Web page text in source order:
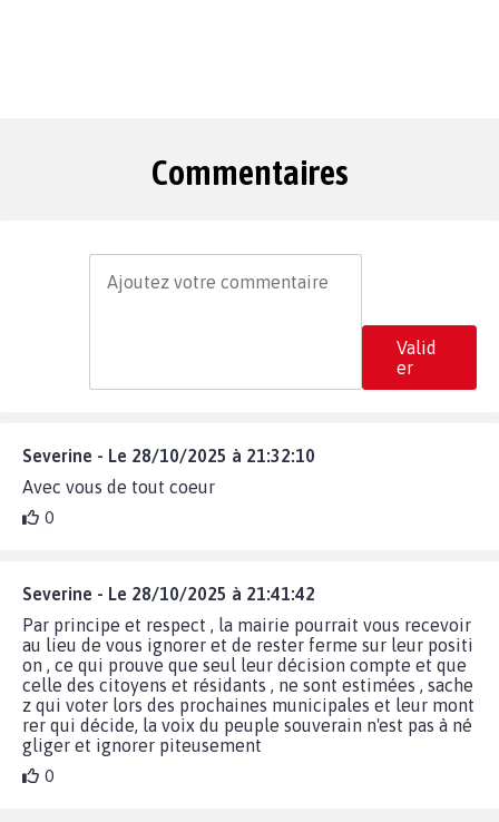
Commentaires
Valid
er
Severine - Le 28/10/2025 à 21:32:10
Avec vous de tout coeur
0
Severine - Le 28/10/2025 à 21:41:42
Par principe et respect , la mairie pourrait vous recevoir
au lieu de vous ignorer et de rester ferme sur leur positi
on , ce qui prouve que seul leur décision compte et que
celle des citoyens et résidants , ne sont estimées , sache
z qui voter lors des prochaines municipales et leur mont
rer qui décide, la voix du peuple souverain n'est pas à né
gliger et ignorer piteusement
0